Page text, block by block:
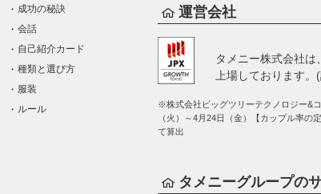
成功の秘訣
会話
自己紹介カード
種類と選び方
服装
ルール
運営会社
タメニー株式会社は
上場しております
※株式会社ビッグツリーテクノロジー&
（火）～4月24日（金）【カップル率の
て算出
タメニーグループの